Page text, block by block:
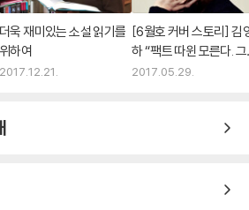
있는 마술적 리얼리즘은 문자 그대로 현실과
의적 수법으로 교묘하게 결합되어 있는 형태
역사적 · 문학적으로 큰 혼란을 겪어 온 라틴
독특한 문학적 산물이라고 할 수 있다. 그들
더욱 재미있는 소설 읽기를
위하여
2017.12.21.
[6월호 커버 스토리] 김
하 “팩트 따윈 모른다.
그들을 느낀다”
2017.05.29.